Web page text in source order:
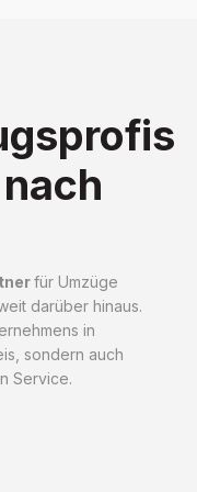
für Umzüge
darüber hinaus.
in
sondern auch
Service.